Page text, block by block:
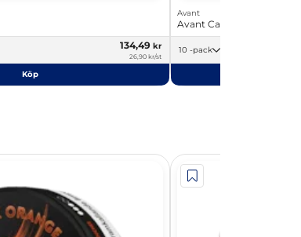
134,49 kr
26,90 kr/st
Köp
Avant
Avant Caffè Mocha 7,8mg
10 -pack